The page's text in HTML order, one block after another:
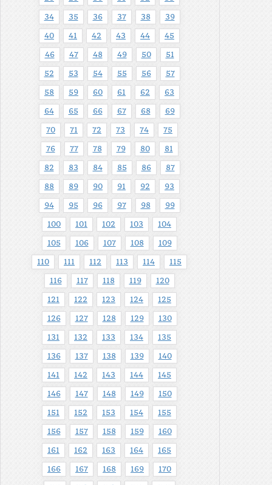
34 35 36 37 38 39
40 41 42 43 44 45
46 47 48 49 50 51
52 53 54 55 56 57
58 59 60 61 62 63
64 65 66 67 68 69
70 71 72 73 74 75
76 77 78 79 80 81
82 83 84 85 86 87
88 89 90 91 92 93
94 95 96 97 98 99
100 101 102 103 104
105 106 107 108 109
110 111 112 113 114 115
116 117 118 119 120
121 122 123 124 125
126 127 128 129 130
131 132 133 134 135
136 137 138 139 140
141 142 143 144 145
146 147 148 149 150
151 152 153 154 155
156 157 158 159 160
161 162 163 164 165
166 167 168 169 170